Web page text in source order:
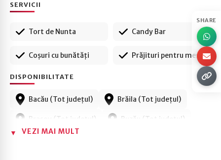
SHARE
SERVICII
Tort de Nunta Candy Bar
Coșuri cu bunătăți Prăjituri pentru mese
DISPONIBILITATE
Bacău (Tot județul) Brăila (Tot județul)
Brașov (Tot județul) Buzău (Tot județul)
VEZI MAI MULT